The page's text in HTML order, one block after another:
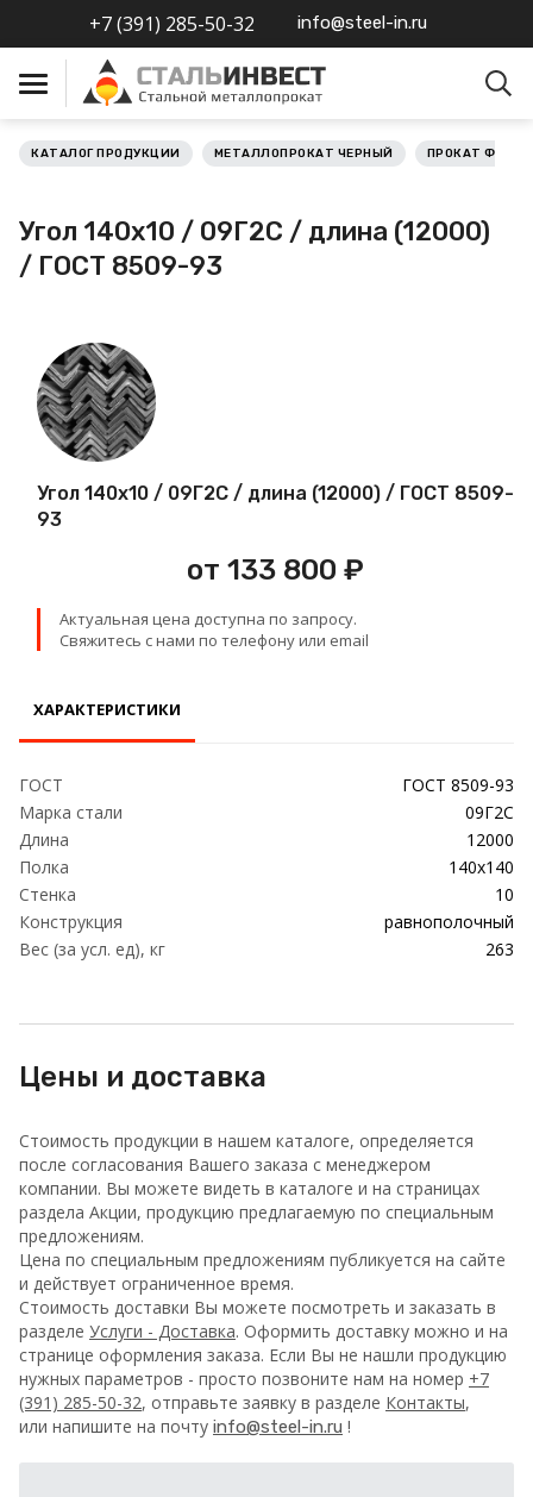
+7 (391) 285-50-32 info@steel-in.ru
Металлопрокат
нержавеющий
Металлопрокат
калиброванный
Детали трубопровода
КАТАЛОГ ПРОДУКЦИИ МЕТАЛЛОПРОКАТ ЧЕРНЫЙ ПРОКАТ
Угол 140х10 / 09Г2С / длина (12000)
/ ГОСТ 8509-93
Угол 140х10 / 09Г2С / длина (12000) / ГОСТ 8509-
93
от 133 800 ₽
Актуальная цена доступна по запросу.
Свяжитесь с нами по телефону или email
ХАРАКТЕРИСТИКИ
ГОСТ
ГОСТ 8509-93
Марка стали
09Г2С
Длина
12000
Полка
140х140
Стенка
10
Конструкция
равнополочный
Вес (за усл. ед), кг
263
Цены и доставка
Стоимость продукции в нашем каталоге, определяется
после согласования Вашего заказа с менеджером
компании. Вы можете видеть в каталоге и на страницах
раздела Акции, продукцию предлагаемую по специальным
предложениям.
Цена по специальным предложениям публикуется на сайте
и действует ограниченное время.
Стоимость доставки Вы можете посмотреть и заказать в
разделе Услуги - Доставка. Оформить доставку можно и на
странице оформления заказа. Если Вы не нашли продукцию
нужных параметров - просто позвоните нам на номер +7
(391) 285-50-32, отправьте заявку в разделе Контакты,
или напишите на почту info@steel-in.ru !